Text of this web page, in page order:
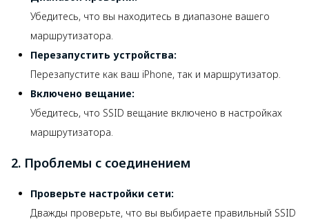
Убедитесь, что вы находитесь в диапазоне вашего
маршрутизатора.
Перезапустить устройства:
Перезапустите как ваш iPhone, так и маршрутизатор.
Включено вещание:
Убедитесь, что SSID вещание включено в настройках
маршрутизатора.
2. Проблемы с соединением
Проверьте настройки сети:
Дважды проверьте, что вы выбираете правильный SSID